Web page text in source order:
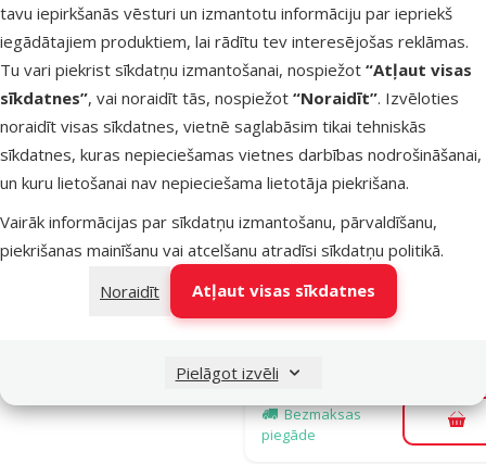
tavu iepirkšanās vēsturi un izmantotu informāciju par iepriekš
iegādātajiem produktiem, lai rādītu tev interesējošas reklāmas.
Tu vari piekrist sīkdatņu izmantošanai, nospiežot “Atļaut visas
sīkdatnes”, vai noraidīt tās, nospiežot “Noraidīt”. Izvēloties
noraidīt visas sīkdatnes, vietnē saglabāsim tikai tehniskās
sīkdatnes, kuras nepieciešamas vietnes darbības nodrošināšanai,
un kuru lietošanai nav nepieciešama lietotāja piekrišana.
Vairāk informācijas par sīkdatņu izmantošanu, pārvaldīšanu,
piekrišanas mainīšanu vai atcelšanu atradīsi sīkdatņu politikā.
Noraidīt
Atļaut visas sīkdatnes
Pielāgot izvēli
Barība
Ontario Mini
and
Weight
Turkey and
Brown Rice,
kg
Oriģinālā
44,99 €
Cena
39,98 €
💛
Izdevīgi 🛍️
iesaka
Bezmaksas
piegāde